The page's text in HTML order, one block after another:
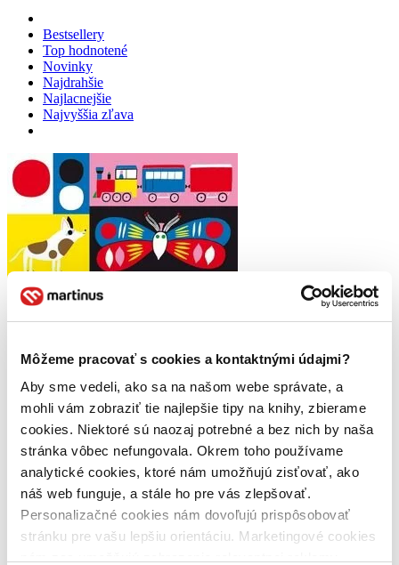
Môžeme pracovať s cookies a kontaktnými údajmi?
Aby sme vedeli, ako sa na našom webe správate, a
mohli vám zobraziť tie najlepšie tipy na knihy, zbierame
cookies. Niektoré sú naozaj potrebné a bez nich by naša
stránka vôbec nefungovala. Okrem toho používame
analytické cookies, ktoré nám umožňujú zisťovať, ako
náš web funguje, a stále ho pre vás zlepšovať.
Personalizačné cookies nám dovoľujú prispôsobovať
stránku pre vašu lepšiu orientáciu. Marketingové cookies
Bestsellery
Top hodnotené
Novinky
Najdrahšie
Najlacnejšie
Najvyššia zľava
Počítání
CZ
Okénko k otvírání na každé stránce k mání!
Aino-Maija Metsola